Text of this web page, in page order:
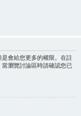
會給您更多的權限。在註
瀏覽討論區時請確認您已